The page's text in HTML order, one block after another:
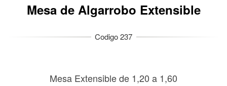
Mesa de Algarrobo Extensible
Mesa Extensible de 1,20 a 1,60